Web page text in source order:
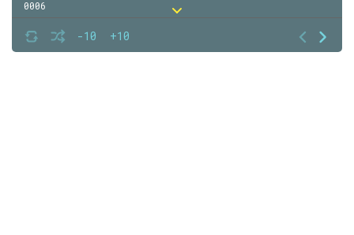
-10 +10
0006
0007
0008